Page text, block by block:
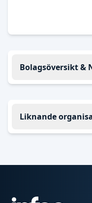
Bolagsöversikt &
Liknande